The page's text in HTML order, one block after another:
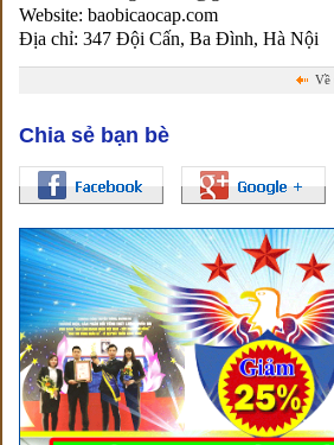
Website: baobicaocap.com
Địa chỉ: 347 Đội Cấn, Ba Đình, Hà Nội
Về
Chia sẻ bạn bè